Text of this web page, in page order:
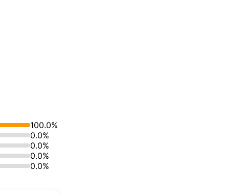
100.0%
0.0%
0.0%
0.0%
0.0%